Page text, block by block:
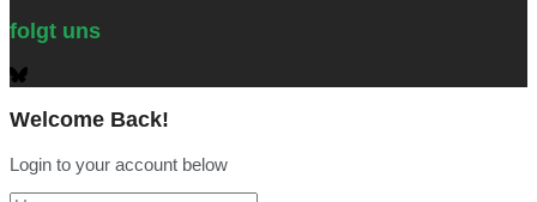
folgt uns
Welcome Back!
Login to your account below